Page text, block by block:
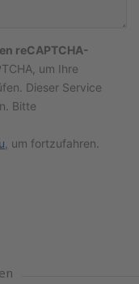
reCAPTCHA-
um Ihre
Dieser Service
Bitte
, um fortzufahren.